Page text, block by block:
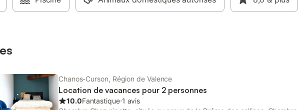
Chanos-Curson, Région de Valence
Location de vacances pour 2 personnes
10.0Fantastique⋅1 avis